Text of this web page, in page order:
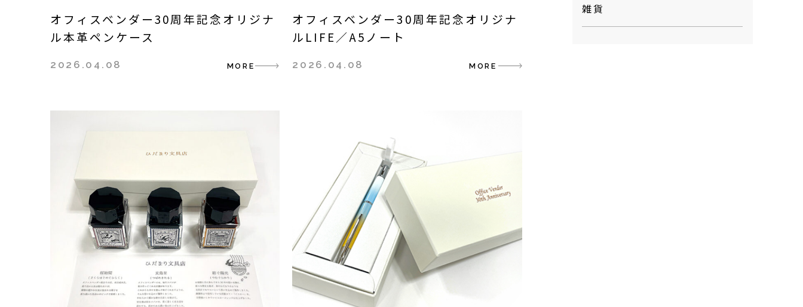
オフィスベンダー30周年記念オリジナ
ル本革ペンケース
2026.04.08 MORE
オフィスベンダー30周年記念オリジナ
ルLIFE／A5ノート
2026.04.08 MORE
雑貨